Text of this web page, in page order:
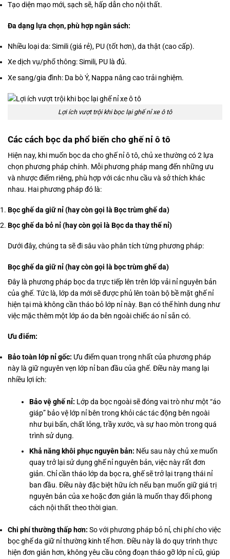
Tạo diện mạo mới, sạch sẽ, hấp dẫn cho nội thất.
Đa dạng lựa chọn, phù hợp ngân sách:
Nhiều loại da: Simili (giá rẻ), PU (tốt hơn), da thật (cao cấp).
Xe dịch vụ/phổ thông: Simili, PU là đủ.
Xe sang/gia đình: Da bò Ý, Nappa nâng cao trải nghiệm.
Lợi ích vượt trội khi bọc lại ghế nỉ xe ô tô
Các cách bọc da phổ biến cho ghế nỉ ô tô
Hiện nay, khi muốn bọc da cho ghế nỉ ô tô, chủ xe thường có 2 lựa
chọn phương pháp chính. Mỗi phương pháp mang đến những ưu
và nhược điểm riêng, phù hợp với các nhu cầu và sở thích khác
nhau. Hai phương pháp đó là:
Bọc ghế da giữ nỉ (hay còn gọi là Bọc trùm ghế da)
Bọc ghế da bỏ nỉ (hay còn gọi là Bọc da thay thế nỉ)
Dưới đây, chúng ta sẽ đi sâu vào phân tích từng phương pháp:
Bọc ghế da giữ nỉ (hay còn gọi là bọc trùm ghế da)
Đây là phương pháp bọc da trực tiếp lên trên lớp vải nỉ nguyên bản
của ghế. Tức là, lớp da mới sẽ được phủ lên toàn bộ bề mặt ghế nỉ
hiện tại mà không cần tháo bỏ lớp nỉ này. Bạn có thể hình dung như
việc mặc thêm một lớp áo da bên ngoài chiếc áo nỉ sẵn có.
Ưu điểm:
Bảo toàn lớp nỉ gốc: Ưu điểm quan trọng nhất của phương pháp
này là giữ nguyên vẹn lớp nỉ ban đầu của ghế. Điều này mang lại
nhiều lợi ích:
Bảo vệ ghế nỉ: Lớp da bọc ngoài sẽ đóng vai trò như một “áo
giáp” bảo vệ lớp nỉ bên trong khỏi các tác động bên ngoài
như bụi bẩn, chất lỏng, trầy xước, và sự hao mòn trong quá
trình sử dụng.
Khả năng khôi phục nguyên bản: Nếu sau này chủ xe muốn
quay trở lại sử dụng ghế nỉ nguyên bản, việc này rất đơn
giản. Chỉ cần tháo lớp da bọc ra, ghế sẽ trở lại trạng thái nỉ
ban đầu. Điều này đặc biệt hữu ích nếu bạn muốn giữ giá trị
nguyên bản của xe hoặc đơn giản là muốn thay đổi phong
cách nội thất theo thời gian.
Chi phí thường thấp hơn: So với phương pháp bỏ nỉ, chi phí cho việc
bọc ghế da giữ nỉ thường kinh tế hơn. Điều này là do quy trình thực
hiện đơn giản hơn, không yêu cầu công đoạn tháo gỡ lớp nỉ cũ, giúp